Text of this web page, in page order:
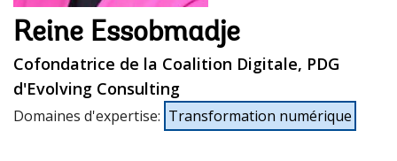
Reine Essobmadje
Cofondatrice de la Coalition Digitale, PDG
d'Evolving Consulting
Domaines d'expertise: Transformation numérique